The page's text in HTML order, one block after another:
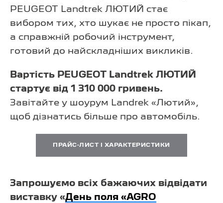
PEUGEOT Landtrek ЛЮТИЙ стає
вибором тих, хто шукає не просто пікап,
а справжній робочий інструмент,
готовий до найскладніших викликів.
Вартість PEUGEOT Landtrek ЛЮТИЙ
стартує від 1 310 000 гривень.
Завітайте у шоурум Landrek «Лютий»,
щоб дізнатись більше про автомобіль.
ПРАЙС-ЛИСТ І ХАРАКТЕРИСТИКИ
Запрошуємо всіх бажаючих відвідати
виставку «День поля «AGRO